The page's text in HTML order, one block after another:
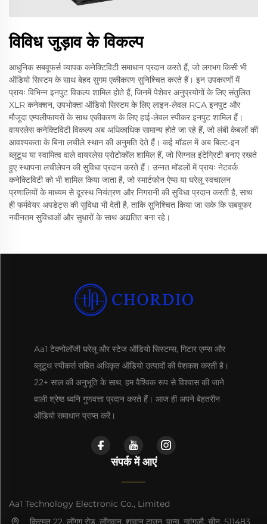
विविध जुड़ाव के विकल्प
आधुनिक सबवूफर्स व्यापक कनेक्टिविटी समाधान प्रदान करते हैं, जो लगभग किसी भी
ऑडियो सिस्टम के साथ बेहद सुगम एकीकरण सुनिश्चित करते हैं। इन उपकरणों में
प्रायः विभिन्न इनपुट विकल्प शामिल होते हैं, जिनमें पेशेवर अनुप्रयोगों के लिए संतुलित
XLR कनेक्शन, उपभोक्ता ऑडियो सिस्टम के लिए लाइन-लेवल RCA इनपुट और
मौजूदा एम्पलीफायरों के साथ एकीकरण के लिए हाई-लेवल स्पीकर इनपुट शामिल हैं।
वायरलेस कनेक्टिविटी विकल्प अब अधिकाधिक सामान्य होते जा रहे हैं, जो लंबी केबलों की
आवश्यकता के बिना लचीले स्थान की अनुमति देते हैं। कई मॉडल में अब बिल्ट-इन
ब्लूटूथ या स्वामित्व वाले वायरलेस प्रोटोकॉल शामिल हैं, जो सिग्नल इंटेग्रिटी बनाए रखते
हुए स्थापना लचीलेपन की सुविधा प्रदान करते हैं। उन्नत मॉडलों में प्रायः नेटवर्क
कनेक्टिविटी को भी शामिल किया जाता है, जो स्मार्टफोन ऐप्स या घरेलू स्वचालन
प्रणालियों के माध्यम से दूरस्थ नियंत्रण और निगरानी की सुविधा प्रदान करती है, साथ
ही फर्मवेयर अपडेट्स की सुविधा भी देती है, ताकि सुनिश्चित किया जा सके कि सबवूफर
नवीनतम सुविधाओं और सुधारों के साथ अद्यतित बना रहे।
Aa1 टेक्नोलॉजी घरेलू और स्टेज ऑडियो सिस्टम्स, गिटार एम्प्स और
ब्लूटूथ स्पीकर्स सहित अधिकृत ऑडियो उत्पादों की पेशकश करती है।
22+ साल की अनुभूति के साथ, हम वैश्विक रूप से विश्वास की जाने
वाली श्रेष्ठ ध्वनि गुणवत्ता प्रदान करते हैं। आज ही अपने बेहतरीन
ऑडियो समाधान प्राप्त करें।
संपर्क में आएं
Aa1 Technology Electronic Co., Limited
क़िस्मत 22, लोंगगु रोड, लोंगवान, शावान टाउन, पान्यू, ग्वांगज़ौ, चीन, 511483